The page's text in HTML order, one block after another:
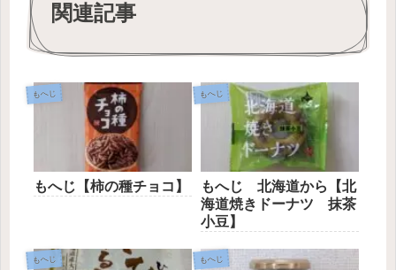
関連記事
もへじ
もへじ【柿の種チョコ】
もへじ
もへじ 北海道から【北
海道焼きドーナツ 抹茶
小豆】
もへじ もへじ